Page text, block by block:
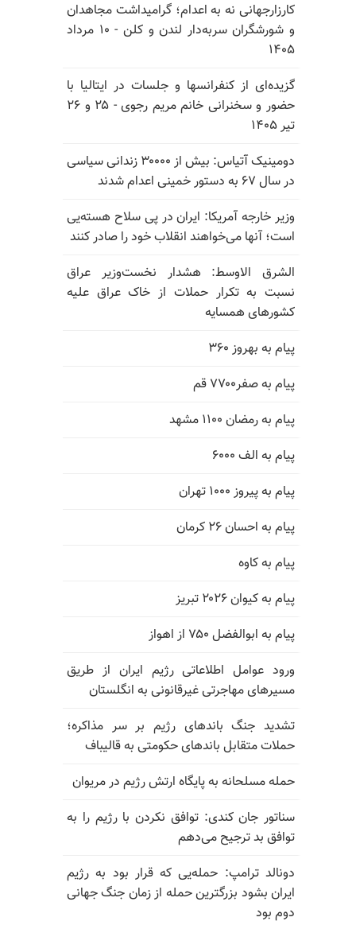
کارزارجهانی نه به اعدام؛ گرامیداشت مجاهدان
و شورشگران سربه‌دار لندن و کلن - ۱۰ مرداد
۱۴۰۵
گزیده‌ای از کنفرانسها و جلسات در ایتالیا با
حضور و سخنرانی خانم مریم رجوی - ۲۵ و ۲۶
تیر ۱۴۰۵
دومینیک آتیاس: بیش از ۳۰۰۰۰ زندانی سیاسی
در سال ۶۷ به دستور خمینی اعدام شدند
وزیر خارجه آمریکا: ایران در پی سلاح هسته‌یی
است؛ آنها می‌خواهند انقلاب خود را صادر کنند
الشرق الاوسط: هشدار نخست‌وزیر عراق
نسبت به تکرار حملات از خاک عراق علیه
کشورهای همسایه
پیام به بهروز ۳۶۰
پیام به صفر۷۷۰۰ قم
پیام به رمضان ۱۱۰۰ مشهد
پیام به الف ۶۰۰۰
پیام به پیروز ۱۰۰۰ تهران
پیام به احسان ۲۶ کرمان
پیام به کاوه
پیام به کیوان ۲۰۲۶ تبریز
پیام به ابوالفضل ۷۵۰ از اهواز
ورود عوامل اطلاعاتی رژیم ایران از طریق
مسیرهای مهاجرتی غیرقانونی به انگلستان
تشدید جنگ باندهای رژیم بر سر مذاکره؛
حملات متقابل باندهای حکومتی به قالیباف
حمله مسلحانه به پایگاه ارتش رژیم در مریوان
سناتور جان کندی: توافق نکردن با رژیم را به
توافق بد ترجیح می‌دهم
دونالد ترامپ: حمله‌یی که قرار بود به رژیم
ایران بشود بزرگترین حمله از زمان جنگ جهانی
دوم بود